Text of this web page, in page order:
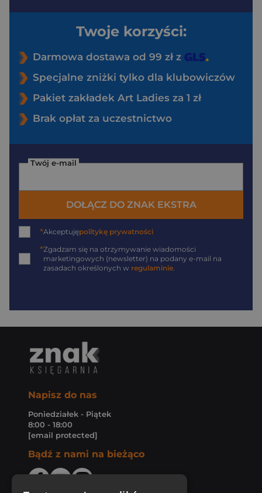
Twoje korzyści:
Darmowa dostawa od 99 zł z
Specjalne zniżki tylko dla klubowiczów
Pakiet zakładek Art Ladies za 1 zł
Brak opłat za uczestnictwo
Twój e-mail
DOŁĄCZ DO ZNAK EKSTRA
*Akceptujępolitykę prywatności
*Zgadzam się na otrzymywanie wiadomości
marketingowych (newsletter) na podany e-mail na
zasadach określonych w regulaminie.
Napisz do nas
Poniedziałek - Piątek
8:00 - 18:00
[email protected]
Bądź z nami na bieżąco